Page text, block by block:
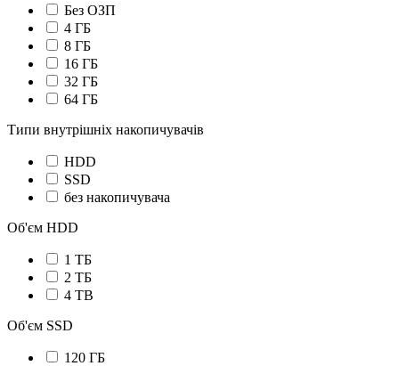
Без ОЗП
4 ГБ
8 ГБ
16 ГБ
32 ГБ
64 ГБ
Типи внутрішніх накопичувачів
HDD
SSD
без накопичувача
Об'єм HDD
1 ТБ
2 ТБ
4 TB
Об'єм SSD
120 ГБ